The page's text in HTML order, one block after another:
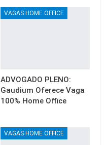
VAGAS HOME OFFICE
ADVOGADO PLENO:
Gaudium Oferece Vaga
100% Home Office
VAGAS HOME OFFICE